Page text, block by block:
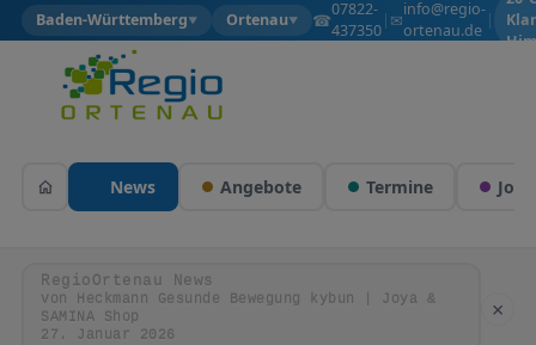
Baden-Württemberg▼ Ortenau▼ ☎07822-
437350
| ✉info@regio-
ortenau.de
|
News Angebote Termine Jobs
RegioOrtenau News
von Heckmann Gesunde Bewegung kybun | Joya &
SAMINA Shop
27. Januar 2026
×